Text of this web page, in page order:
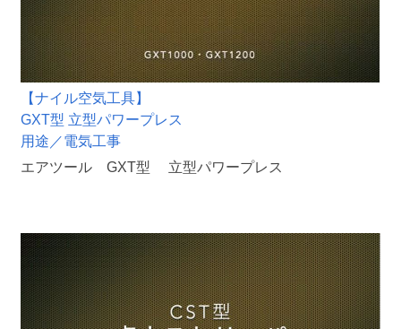
【ナイル空気工具】
GXT型 立型パワープレス
用途／電気工事
エアツール GXT型 立型パワープレス